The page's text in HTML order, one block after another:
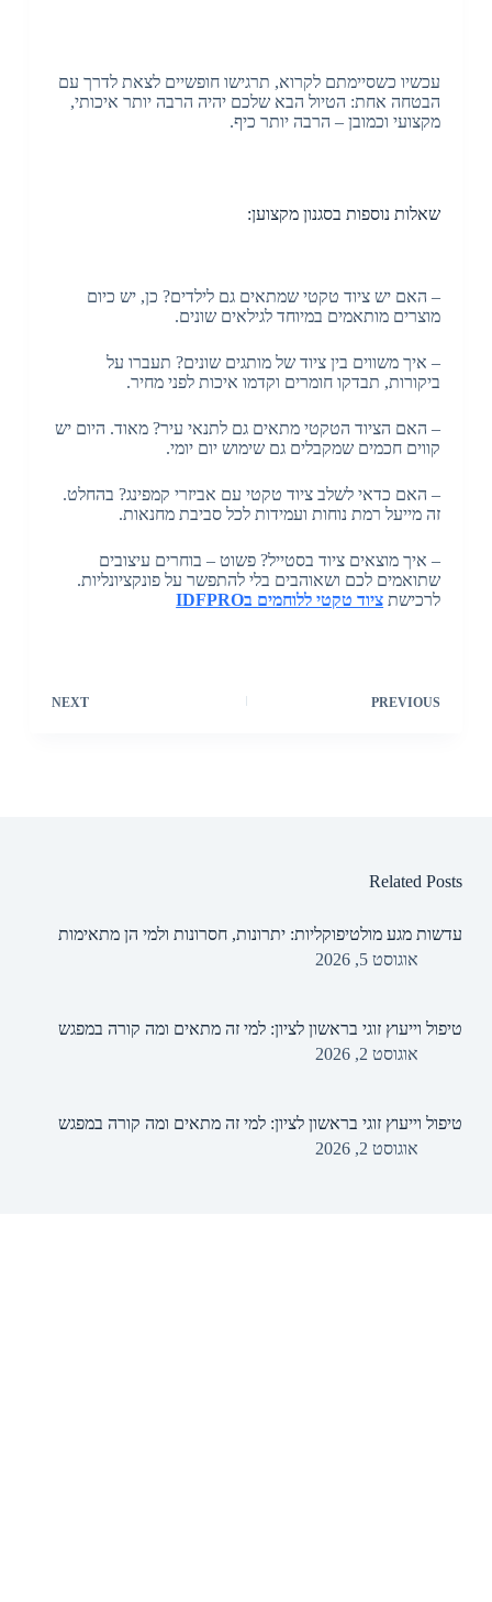
עכשיו כשסיימתם לקרוא, תרגישו חופשיים לצאת לדרך עם
הבטחה אחת: הטיול הבא שלכם יהיה הרבה יותר איכותי,
מקצועי וכמובן – הרבה יותר כיף.
שאלות נוספות בסגנון מקצוען:
– האם יש ציוד טקטי שמתאים גם לילדים? כן, יש כיום
מוצרים מותאמים במיוחד לגילאים שונים.
– איך משווים בין ציוד של מותגים שונים? תעברו על
ביקורות, תבדקו חומרים וקדמו איכות לפני מחיר.
– האם הציוד הטקטי מתאים גם לתנאי עיר? מאוד. היום יש
קווים חכמים שמקבלים גם שימוש יום יומי.
– האם כדאי לשלב ציוד טקטי עם אביזרי קמפינג? בהחלט.
זה מייעל רמת נוחות ועמידות לכל סביבת מחנאות.
– איך מוצאים ציוד בסטייל? פשוט – בוחרים עיצובים
שתואמים לכם ושאוהבים בלי להתפשר על פונקציונליות.
לרכישת ציוד טקטי ללוחמים בIDFPRO
PREVIOUS
NEXT
Related Posts
עדשות מגע מולטיפוקליות: יתרונות, חסרונות ולמי הן מתאימות
אוגוסט 5, 2026
טיפול וייעוץ זוגי בראשון לציון: למי זה מתאים ומה קורה במפגש
אוגוסט 2, 2026
טיפול וייעוץ זוגי בראשון לציון: למי זה מתאים ומה קורה במפגש
אוגוסט 2, 2026